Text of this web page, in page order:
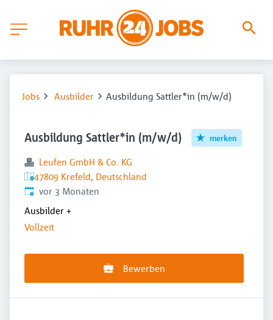
Jobs Ausbilder Ausbildung Sattler*in (m/w/d)
Ausbildung Sattler*in (m/w/d) merken
Leufen GmbH & Co. KG
47809 Krefeld, Deutschland
Veröffentlicht:
vor 3 Monaten
Ausbilder +
Vollzeit
Bewerben